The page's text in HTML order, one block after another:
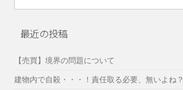
索:
最近の投稿
【売買】境界の問題について
建物内で自殺・・・！責任取る必要、無いよね？